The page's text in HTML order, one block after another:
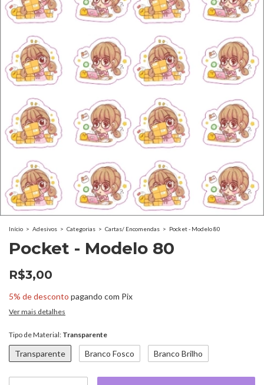
Início > Adesivos > Categorias > Cartas/ Encomendas > Pocket - Modelo 80
Pocket - Modelo 80
R$3,00
5% de desconto pagando com Pix
Ver mais detalhes
Tipo de Material: Transparente
Transparente Branco Fosco Branco Brilho